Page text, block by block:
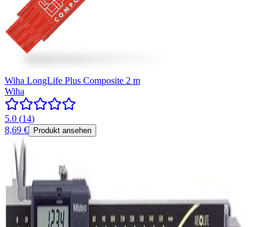
Wiha LongLife Plus Composite 2 m
Wiha
5.0 (14)
8,69 €
Produkt ansehen